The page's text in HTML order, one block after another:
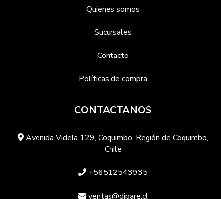
Quienes somos
Sucursales
Contacto
Políticas de compra
CONTACTANOS
Avenida Videla 129, Coquimbo, Región de Coquimbo,
Chile
+56512543935
ventas@dipare.cl